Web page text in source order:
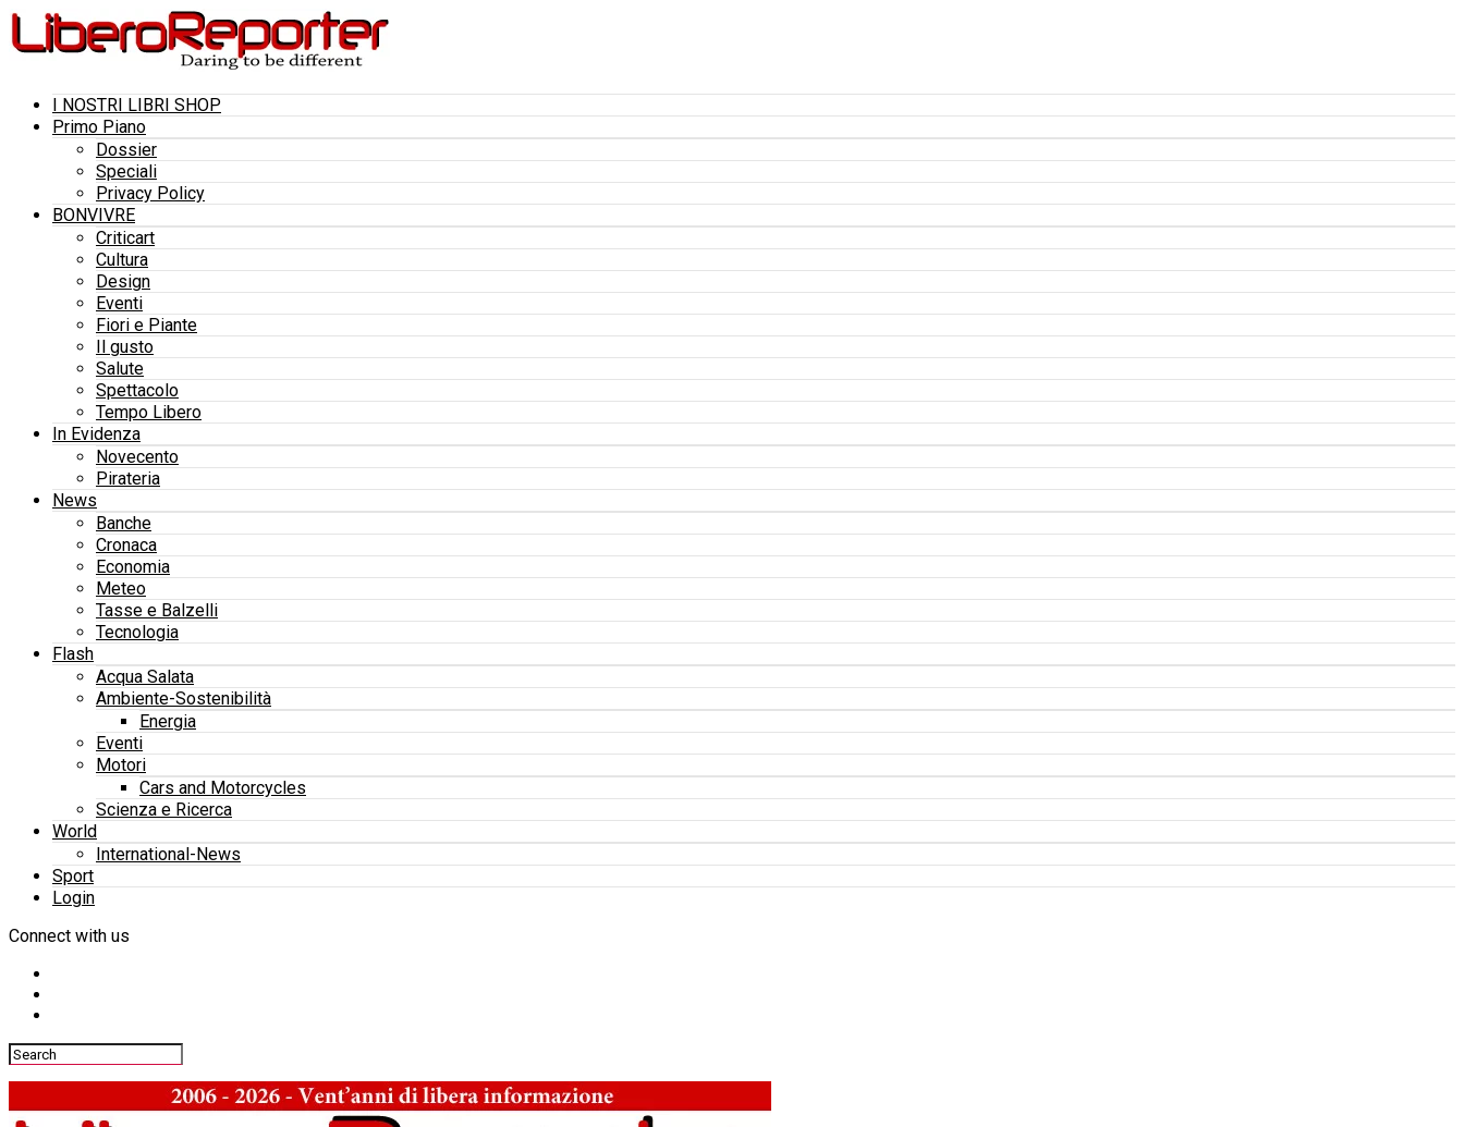
I NOSTRI LIBRI SHOP
Primo Piano
Dossier
Speciali
Privacy Policy
BONVIVRE
Criticart
Cultura
Design
Eventi
Fiori e Piante
Il gusto
Salute
Spettacolo
Tempo Libero
In Evidenza
Novecento
Pirateria
News
Banche
Cronaca
Economia
Meteo
Tasse e Balzelli
Tecnologia
Flash
Acqua Salata
Ambiente-Sostenibilità
Energia
Eventi
Motori
Cars and Motorcycles
Scienza e Ricerca
World
International-News
Sport
Login
Connect with us